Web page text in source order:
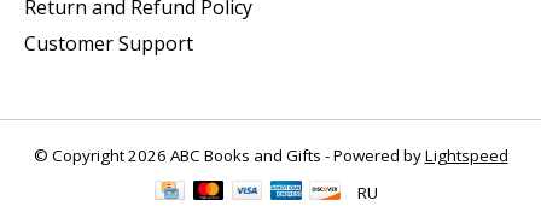
Return and Refund Policy
Customer Support
© Copyright 2026 ABC Books and Gifts - Powered byLightspeed
RU